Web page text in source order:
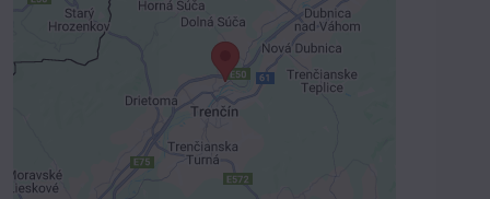
Voľbami súkromia
Prajete si načítať externý obsah?
Povoliť tentokrát
Povoliť a zapamätať - súhlas s druhom
cookie: Funkčné